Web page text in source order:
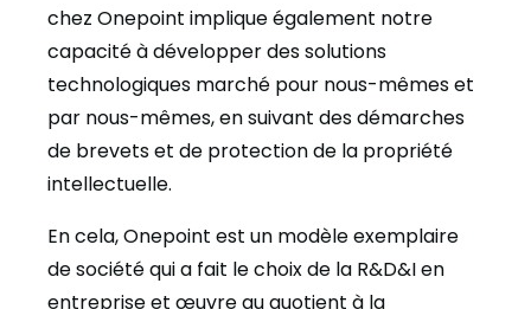
chez Onepoint implique également notre
capacité à développer des solutions
technologiques marché pour nous-mêmes et
par nous-mêmes, en suivant des démarches
de brevets et de protection de la propriété
intellectuelle.
En cela, Onepoint est un modèle exemplaire
de société qui a fait le choix de la R&D&I en
entreprise et œuvre au quotient à la